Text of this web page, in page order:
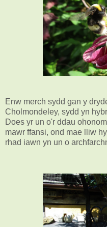
Enw merch sydd gan y
Cholmondeley, sydd yn
Does yr un o'r ddau
mawr ffansi, ond mae lliw
rhad iawn yn un o